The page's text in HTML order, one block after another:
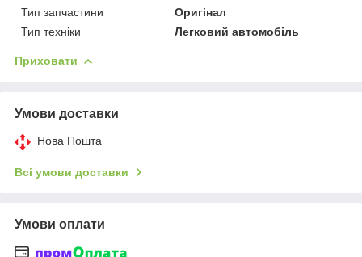
Тип запчастини
Оригінал
Тип техніки
Легковий автомобіль
Приховати
Умови доставки
Нова Пошта
Всі умови доставки
Умови оплати